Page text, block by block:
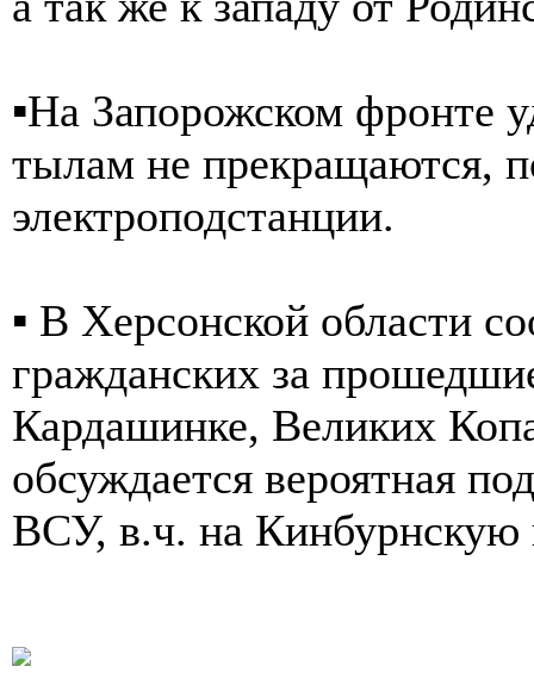
▪️На Запорожском фронте
тылам не прекращаются,
электроподстанции.
▪️ В Херсонской области
гражданских за
Кардашинке, Великих
обсуждается вероятная
ВСУ, в.ч. на Кинбурнскую